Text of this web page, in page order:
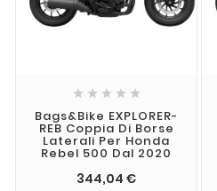
    
Bags&Bike EXPLORER-
REB Coppia Di Borse
Laterali Per Honda
Rebel 500 Dal 2020
344,04 €